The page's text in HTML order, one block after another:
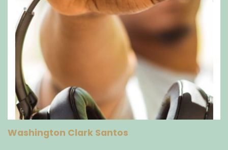
Washington Clark Santos